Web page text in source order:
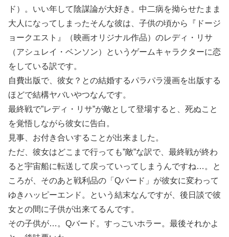
ド）。いい年して陰謀論が大好き。中二病を拗らせたまま
大人になってしまったそんな彼は、子供の頃から『ドージ
ョークエスト』（映画オリジナル作品）のレディ・リサ
（アシュレイ・ベンソン）というゲームキャラクターに恋
をしている訳です。
自費出版で、彼女？との結婚するパラパラ漫画を出版する
ほどで結構ヤバいやつなんです。
最終戦で”レディ・リサ”が敵として登場すると、死ぬこと
を覚悟しながら彼女に告白。
見事、お付き合いすることが出来ました。
ただ、彼女はどこまで行っても”敵”な訳で、最終戦が終わ
ると宇宙船に転送して戻っていってしまうんですね…。と
ころが、そのあと戦利品の「Qバード」が彼女に変わって
ゆきハッピーエンド。という結末なんですが、後日談で彼
女との間に子供が出来てるんです。
その子供が…。Qバード。すっごいホラー。最後それかよ